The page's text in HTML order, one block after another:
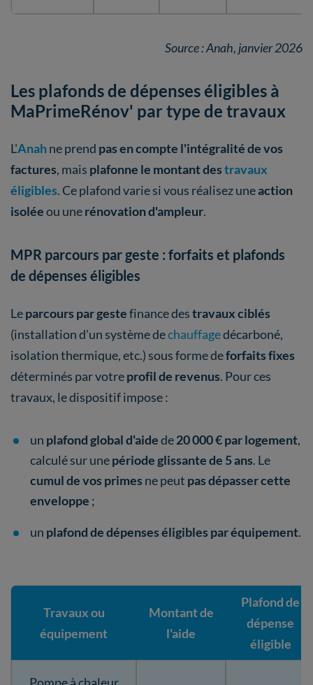
Source : Anah, janvier 2026
Les plafonds de dépenses éligibles à
MaPrimeRénov' par type de travaux
L'Anahne prend pas en compte l'intégralité de vos
factures, mais plafonne le montant destravaux
éligibles. Ce plafond varie si vous réalisez uneaction
isoléeou unerénovation d'ampleur.
MPR parcours par geste : forfaits et plafonds
de dépenses éligibles
Leparcours par gestefinance destravaux ciblés
(installation d'un système dechauffagedécarboné,
isolation thermique, etc.) sous forme deforfaits fixes
déterminés par votreprofil de revenus. Pour ces
travaux, le dispositif impose :
un plafond global d'aidede20 000 € par logement,
calculé sur unepériode glissante de 5 ans. Le
cumul de vos primes ne peut pas dépasser cette
enveloppe ;
un plafond de dépenses éligibles par équipement.
Travaux ou
équipement
Montant de
l'aide
Plafond de
dépense
éligible